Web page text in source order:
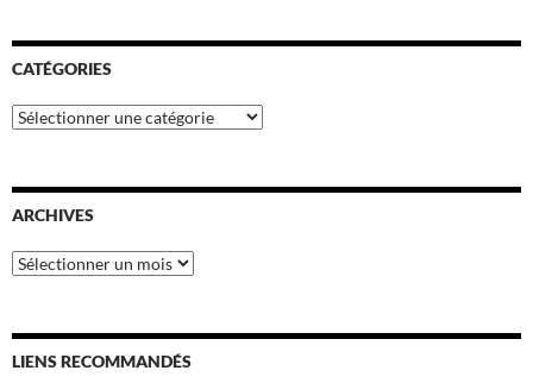
CATÉGORIES
Catégories
ARCHIVES
Archives
LIENS RECOMMANDÉS